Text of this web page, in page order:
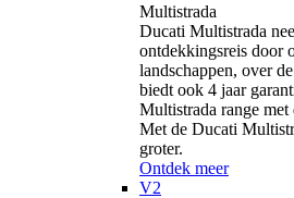
Multistrada
Ducati Multistrada
ontdekkingsreis door
landschappen, over
biedt ook 4 jaar
Multistrada range
Met de Ducati
groter.
Ontdek meer
V2